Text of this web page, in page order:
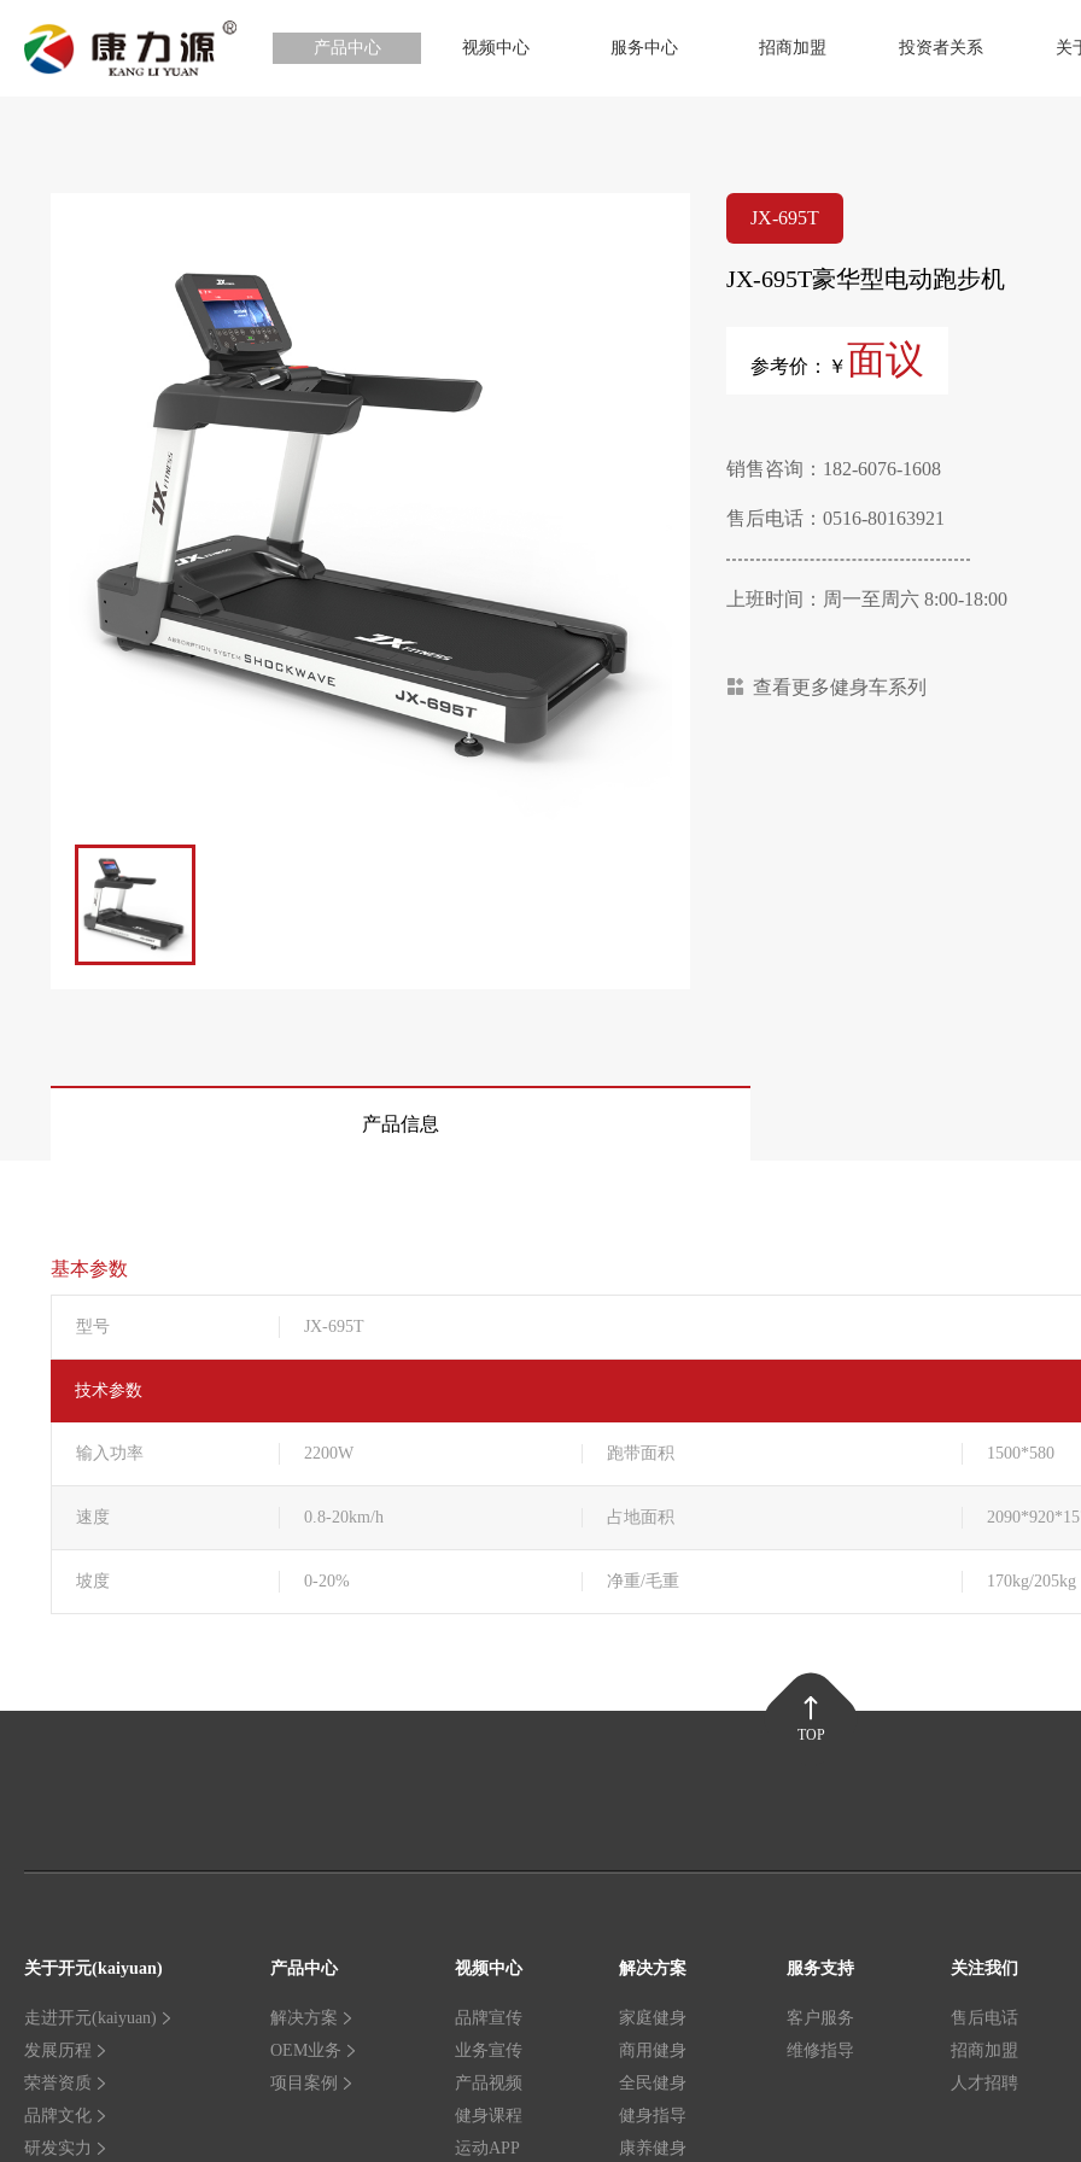
产品中心 视频中心 服务中心 招商加盟 投资者关系 关
JX-695T
JX-695T豪华型电动跑步机
参考价：￥面议
销售咨询：182-6076-1608
售后电话：0516-80163921
上班时间：周一至周六 8:00-18:00
查看更多健身车系列
产品信息
基本参数
型号 JX-695T
技术参数
输入功率 2200W 跑带面积 1500*580
速度 0.8-20km/h 占地面积
坡度 0-20% 净重/毛重 170kg/205kg
TOP
关于开元(kaiyuan)
走进开元(kaiyuan)
发展历程
荣誉资质
品牌文化
研发实力
产品中心
解决方案
OEM业务
项目案例
视频中心
品牌宣传
业务宣传
产品视频
健身课程
运动APP
解决方案
家庭健身
商用健身
全民健身
健身指导
康养健身
服务支持
客户服务
维修指导
关注我们
售后电话
招商加盟
人才招聘